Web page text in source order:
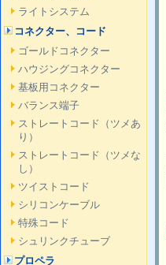
ライトシステム
コネクター、コード
ゴールドコネクター
ハウジングコネクター
基板用コネクター
バランス端子
ストレートコード（ツメあ
り）
ストレートコード（ツメな
し）
ツイストコード
シリコンケーブル
特殊コード
シュリンクチューブ
プロペラ